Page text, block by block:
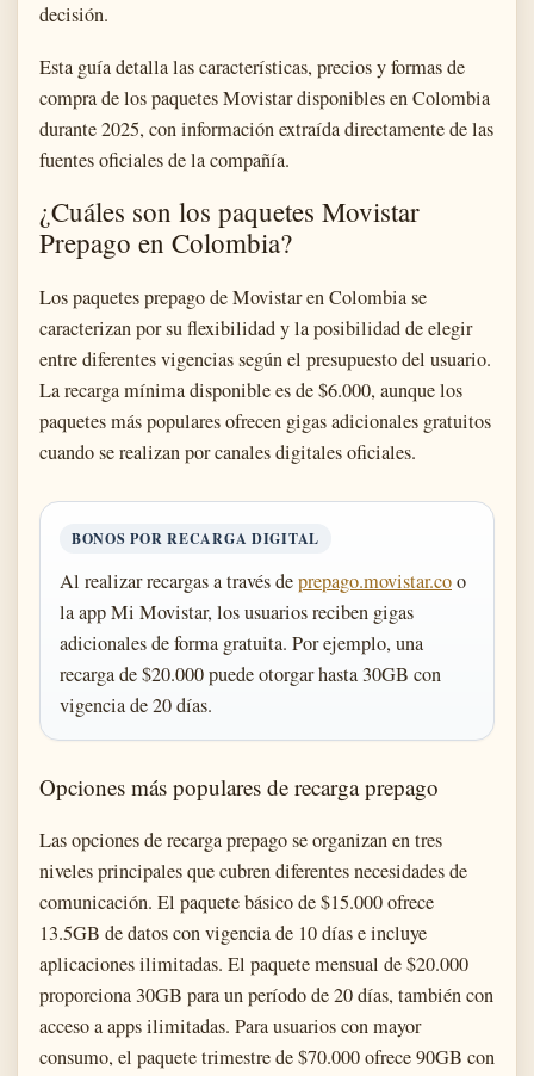
decisión.
Esta guía detalla las características, precios y formas de
compra de los paquetes Movistar disponibles en Colombia
durante 2025, con información extraída directamente de las
fuentes oficiales de la compañía.
¿Cuáles son los paquetes Movistar
Prepago en Colombia?
Los paquetes prepago de Movistar en Colombia se
caracterizan por su flexibilidad y la posibilidad de elegir
entre diferentes vigencias según el presupuesto del usuario.
La recarga mínima disponible es de $6.000, aunque los
paquetes más populares ofrecen gigas adicionales gratuitos
cuando se realizan por canales digitales oficiales.
BONOS POR RECARGA DIGITAL
Al realizar recargas a través deprepago.movistar.coo
la app Mi Movistar, los usuarios reciben gigas
adicionales de forma gratuita. Por ejemplo, una
recarga de $20.000 puede otorgar hasta 30GB con
vigencia de 20 días.
Opciones más populares de recarga prepago
Las opciones de recarga prepago se organizan en tres
niveles principales que cubren diferentes necesidades de
comunicación. El paquete básico de $15.000 ofrece
13.5GB de datos con vigencia de 10 días e incluye
aplicaciones ilimitadas. El paquete mensual de $20.000
proporciona 30GB para un período de 20 días, también con
acceso a apps ilimitadas. Para usuarios con mayor
consumo, el paquete trimestre de $70.000 ofrece 90GB con